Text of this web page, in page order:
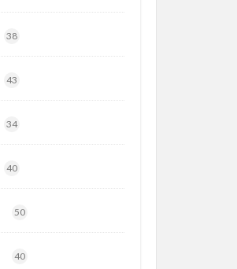
38
43
34
40
50
40